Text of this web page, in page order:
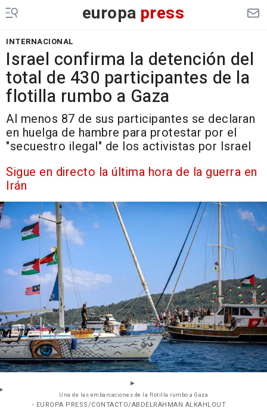
europa press
INTERNACIONAL
Israel confirma la detención del
total de 430 participantes de la
flotilla rumbo a Gaza
Al menos 87 de sus participantes se declaran
en huelga de hambre para protestar por el
"secuestro ilegal" de los activistas por Israel
Sigue en directo la última hora de la guerra en
Irán
Una de las embarcaciones de la flotilla rumbo a Gaza
- EUROPA PRESS/CONTACTO/ABDELRAHMAN ALKAHLOUT